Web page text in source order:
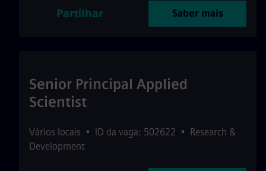
Partilhar Saber mais
Senior Principal Applied
Scientist
Vários locais • ID da vaga: 502622 • Research &
Development